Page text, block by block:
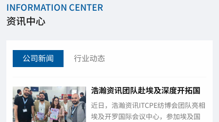
INFORMATION CENTER
资讯中心
公司新闻 行业动态
浩瀚资讯团队赴埃及深度开拓国
际市场 邀约全球客商共聚ITCPE
2026广州纺博会
近日，浩瀚资讯ITCPE纺博会团队亮相
埃及开罗国际会议中心，参加埃及国